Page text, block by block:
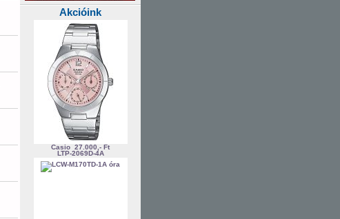
Akcióink
Casio 27.000,- Ft
LTP-2069D-4A